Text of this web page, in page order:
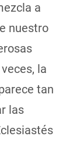
a
nuestro
la
tan
las